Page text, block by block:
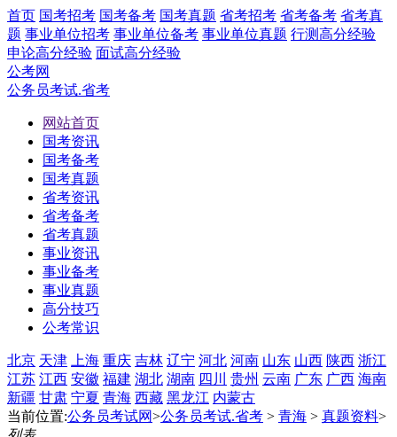
首页 国考招考 国考备考 国考真题 省考招考 省考备考 省考真
题 事业单位招考 事业单位备考 事业单位真题 行测高分经验
申论高分经验 面试高分经验
公考网
公务员考试.省考
网站首页
国考资讯
国考备考
国考真题
省考资讯
省考备考
省考真题
事业资讯
事业备考
事业真题
高分技巧
公考常识
北京 天津 上海 重庆 吉林 辽宁 河北 河南 山东 山西 陕西 浙江
江苏 江西 安徽 福建 湖北 湖南 四川 贵州 云南 广东 广西 海南
新疆 甘肃 宁夏 青海 西藏 黑龙江 内蒙古
当前位置:公务员考试网>公务员考试.省考 > 青海 > 真题资料>